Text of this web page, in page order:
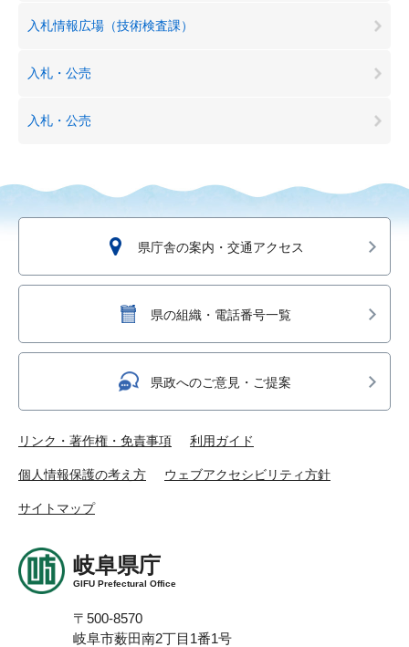
入札情報広場（技術検査課）
入札・公売
入札・公売
県庁舎の案内・交通アクセス
県の組織・電話番号一覧
県政へのご意見・ご提案
リンク・著作権・免責事項 利用ガイド
個人情報保護の考え方 ウェブアクセシビリティ方針
サイトマップ
岐阜県庁
GIFU Prefectural Office
〒500-8570
岐阜市薮田南2丁目1番1号